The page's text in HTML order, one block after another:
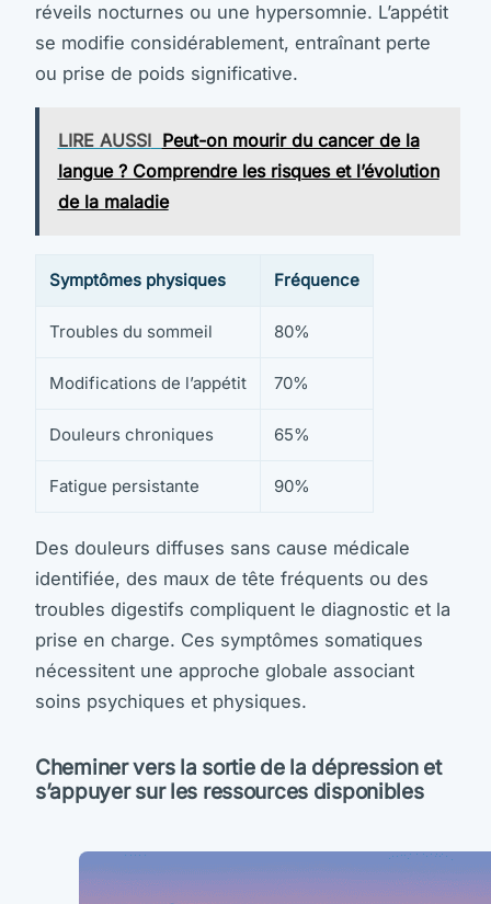
réveils nocturnes ou une hypersomnie. L’appétit
se modifie considérablement, entraînant perte
ou prise de poids significative.
LIRE AUSSI Peut-on mourir du cancer de la
langue ? Comprendre les risques et l’évolution
de la maladie
Symptômes physiques Fréquence
Troubles du sommeil 80%
Modifications de l’appétit 70%
Douleurs chroniques 65%
Fatigue persistante 90%
Des douleurs diffuses sans cause médicale
identifiée, des maux de tête fréquents ou des
troubles digestifs compliquent le diagnostic et la
prise en charge. Ces symptômes somatiques
nécessitent une approche globale associant
soins psychiques et physiques.
Cheminer vers la sortie de la dépression et
s’appuyer sur les ressources disponibles